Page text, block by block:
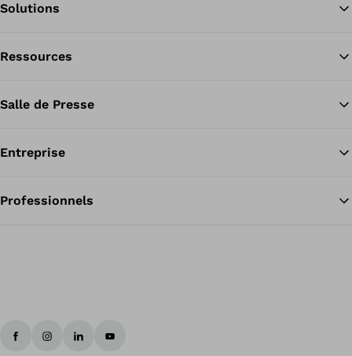
Solutions
Ressources
Salle de Presse
Entreprise
Professionnels